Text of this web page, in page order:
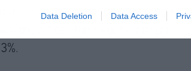
Data Deletion Data Access
7,54 δισ. ευρώ της Attica Bank,
της Attica Bank και δείκτη μη